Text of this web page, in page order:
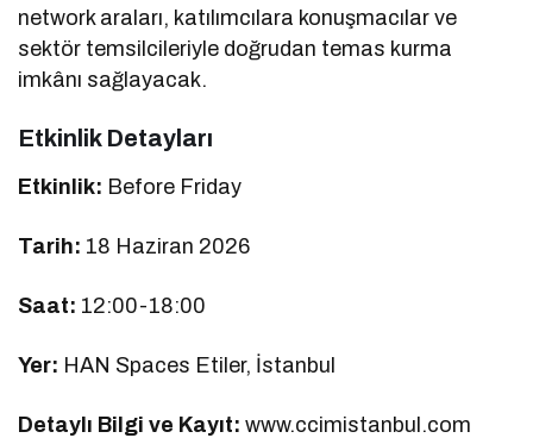
network araları, katılımcılara konuşmacılar ve
sektör temsilcileriyle doğrudan temas kurma
imkânı sağlayacak.
Etkinlik Detayları
Etkinlik: Before Friday
Tarih: 18 Haziran 2026
Saat: 12:00-18:00
Yer: HAN Spaces Etiler, İstanbul
Detaylı Bilgi ve Kayıt:www.ccimistanbul.com